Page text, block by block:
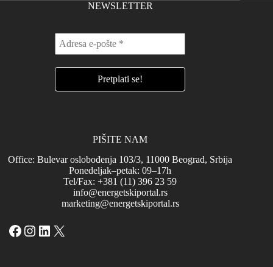
NEWSLETTER
PIŠITE NAM
Office: Bulevar oslobođenja 103/3, 11000 Beograd, Srbija
Ponedeljak–petak: 09–17h
Tel/Fax: +381 (11) 396 23 59
info@energetskiportal.rs
marketing@energetskiportal.rs
Facebook
Instagram
LinkedIn
X